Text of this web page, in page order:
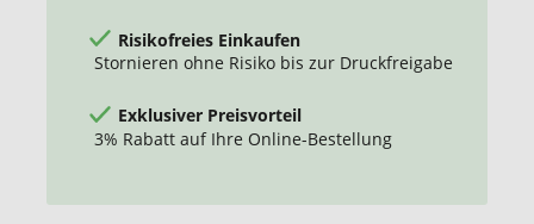
Risikofreies Einkaufen
Stornieren ohne Risiko bis zur Druckfreigabe
Exklusiver Preisvorteil
3% Rabatt auf Ihre Online-Bestellung